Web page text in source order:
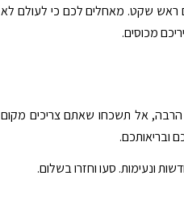
ראש שקט. מאחלים לכם כי לעולם לא
מכוסים.
אל תשכחו שאתם צריכים מקום
ובריאותכם.
ונעימות. סעו וחזרו בשלום.